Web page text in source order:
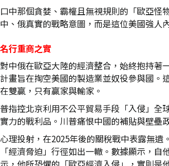
中那個貪婪、霸權且無視規則的「歐亞
、俄真實的戰略意圖，而是這位美國強人
行重商之實
中俄在歐亞大陸的經濟整合，始終抱持著
畫旨在掏空美國的製造業並奴役參與國
雙贏，只有贏家與輸家。
指控北京利用不公平貿易手段「入侵」全
力的戰利品。川普痛恨中國的補貼與壁壘
理投射，在2025年後的關稅戰中表露無
經濟脅迫」行徑如出一轍。數據顯示，